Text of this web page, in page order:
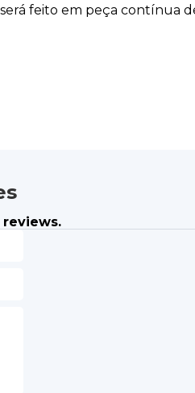
feito em peça contínua